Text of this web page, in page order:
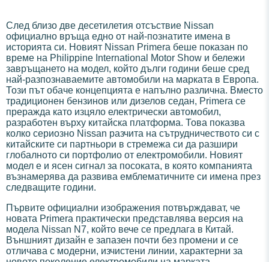
След близо две десетилетия отсъствие Nissan
официално връща едно от най-познатите имена в
историята си. Новият Nissan Primera беше показан по
време на Philippine International Motor Show и бележи
завръщането на модел, който дълги години беше сред
най-разпознаваемите автомобили на марката в Европа.
Този път обаче концепцията е напълно различна. Вместо
традиционен бензинов или дизелов седан, Primera се
преражда като изцяло електрически автомобил,
разработен върху китайска платформа. Това показва
колко сериозно Nissan разчита на сътрудничеството си с
китайските си партньори в стремежа си да разшири
глобалното си портфолио от електромобили. Новият
модел е и ясен сигнал за посоката, в която компанията
възнамерява да развива емблематичните си имена през
следващите години.
Първите официални изображения потвърждават, че
новата Primera практически представлява версия на
модела Nissan N7, който вече се предлага в Китай.
Външният дизайн е запазен почти без промени и се
отличава с модерни, изчистени линии, характерни за